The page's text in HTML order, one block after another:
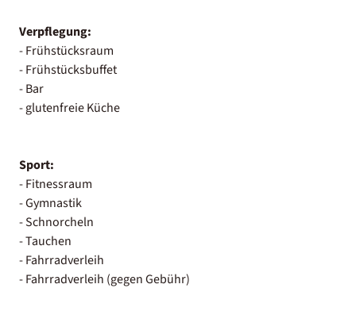
Verpflegung:
- Frühstücksraum
- Frühstücksbuffet
- Bar
- glutenfreie Küche
Sport:
- Fitnessraum
- Gymnastik
- Schnorcheln
- Tauchen
- Fahrradverleih
- Fahrradverleih (gegen Gebühr)